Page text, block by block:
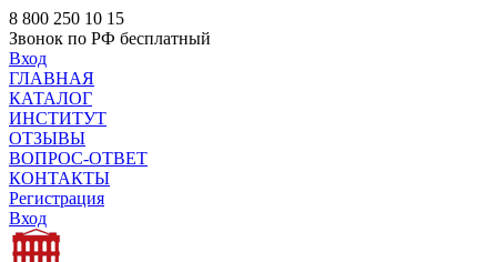
8 800 250 10 15
Звонок по РФ бесплатный
Вход
ГЛАВНАЯ
КАТАЛОГ
ИНСТИТУТ
ОТЗЫВЫ
ВОПРОС-ОТВЕТ
КОНТАКТЫ
Регистрация
Вход